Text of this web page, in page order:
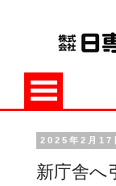
2025年2月17
新庁舎へ